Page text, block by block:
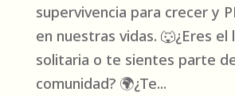
supervivencia para crecer y
en nuestras vidas. 🐺¿Eres el
solitaria o te sientes parte
comunidad? 🌍¿Te...